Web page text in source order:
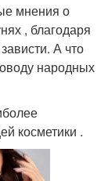
мнения о
, благодаря
А что
народных
косметики .